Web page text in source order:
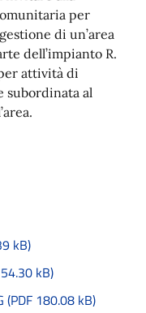
per
di un’area
dell’impianto R.
attività di
subordinata al
kB)
kB)
(PDF 180.08 kB)